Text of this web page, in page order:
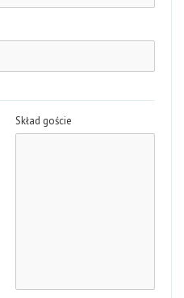
Skład goście